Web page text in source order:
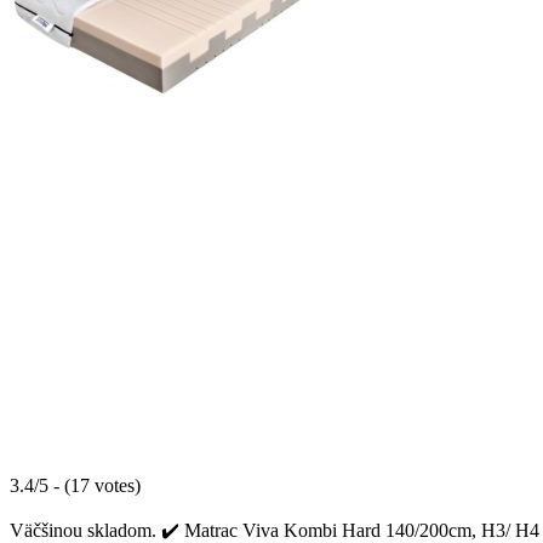
3.4/5 - (17 votes)
Väčšinou skladom. ✔️ Matrac Viva Kombi Hard 140/200cm, H3/ H4